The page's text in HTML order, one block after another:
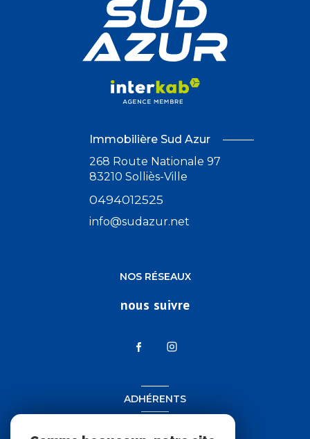
Immobilière Sud Azur
268 Route Nationale 97
83210 Solliès-Ville
0494012525
info@sudazur.net
NOS RÉSEAUX
nous suivre
ADHÉRENTS